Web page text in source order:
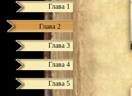
Глава 1
Глава 2
Глава 3
Глава 4
Глава 5